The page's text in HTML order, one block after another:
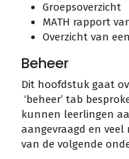
Groepsoverzicht
MATH rapport
Overzicht van
Beheer
Dit hoofdstuk gaat
‘beheer’ tab
kunnen leerlingen
aangevraagd en veel
van de volgende